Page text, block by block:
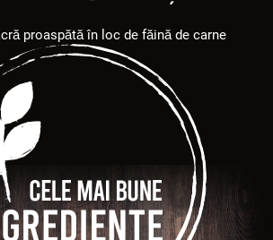
proaspătă în loc de făină de carne